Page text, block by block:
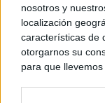
nosotros y
localización
características de
otorgarnos su
para que